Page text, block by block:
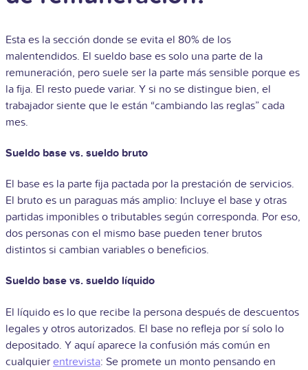
Esta es la sección donde se evita el 80% de los
malentendidos. El sueldo base es solo una parte de la
remuneración, pero suele ser la parte más sensible porque es
la fija. El resto puede variar. Y si no se distingue bien, el
trabajador siente que le están “cambiando las reglas” cada
mes.
Sueldo base vs. sueldo bruto
El base es la parte fija pactada por la prestación de servicios.
El bruto es un paraguas más amplio: Incluye el base y otras
partidas imponibles o tributables según corresponda. Por eso,
dos personas con el mismo base pueden tener brutos
distintos si cambian variables o beneficios.
Sueldo base vs. sueldo líquido
El líquido es lo que recibe la persona después de descuentos
legales y otros autorizados. El base no refleja por sí solo lo
depositado. Y aquí aparece la confusión más común en
cualquier entrevista: Se promete un monto pensando en